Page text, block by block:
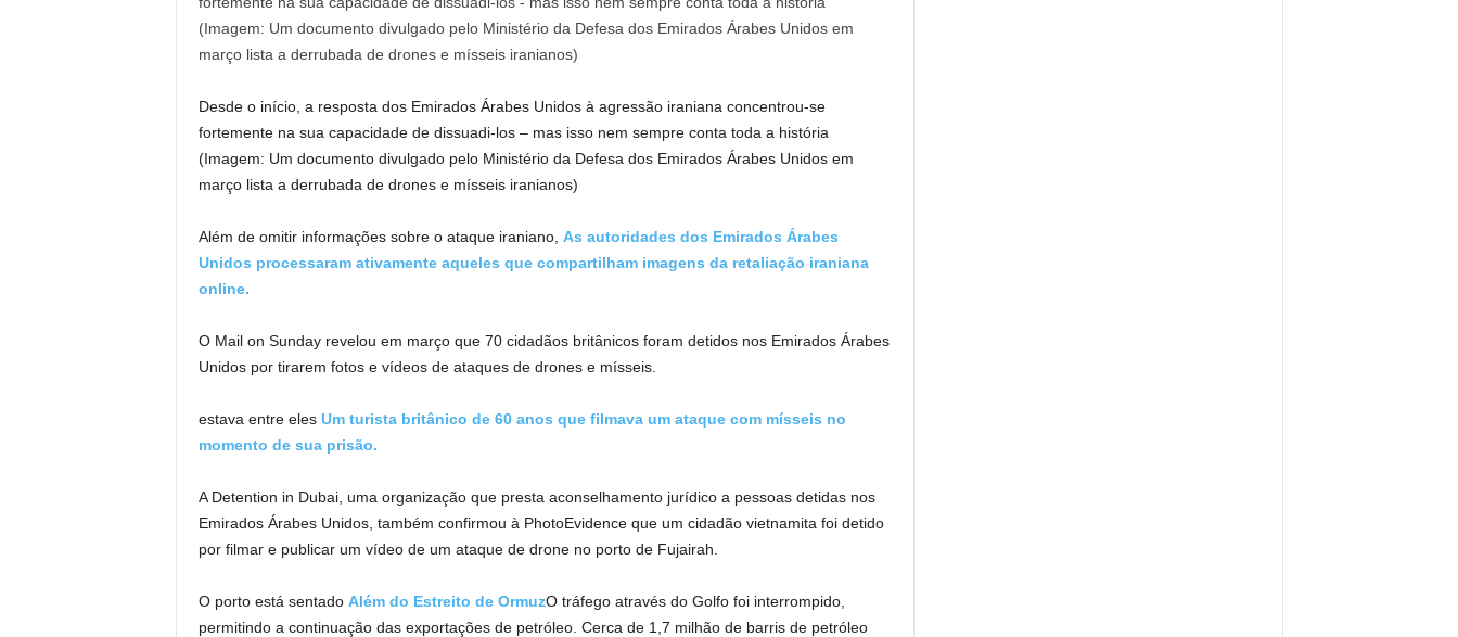
Desde o início, a resposta dos Emirados Árabes Unidos à agressão iraniana concentrou-se
fortemente na sua capacidade de dissuadi-los – mas isso nem sempre conta toda a história
(Imagem: Um documento divulgado pelo Ministério da Defesa dos Emirados Árabes Unidos em
março lista a derrubada de drones e mísseis iranianos)
Além de omitir informações sobre o ataque iraniano, As autoridades dos Emirados Árabes
Unidos processaram ativamente aqueles que compartilham imagens da retaliação iraniana
online.
O Mail on Sunday revelou em março que 70 cidadãos britânicos foram detidos nos Emirados Árabes
Unidos por tirarem fotos e vídeos de ataques de drones e mísseis.
estava entre eles Um turista britânico de 60 anos que filmava um ataque com mísseis no
momento de sua prisão.
A Detention in Dubai, uma organização que presta aconselhamento jurídico a pessoas detidas nos
Emirados Árabes Unidos, também confirmou à PhotoEvidence que um cidadão vietnamita foi detido
por filmar e publicar um vídeo de um ataque de drone no porto de Fujairah.
O porto está sentado Além do Estreito de OrmuzO tráfego através do Golfo foi interrompido,
permitindo a continuação das exportações de petróleo. Cerca de 1,7 milhão de barris de petróleo